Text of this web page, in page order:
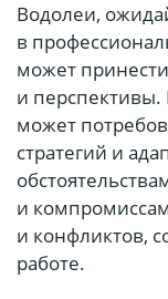
Водолеи,
в
может
и перспективы.
может
стратегий и
и
и конфликтов,
работе.